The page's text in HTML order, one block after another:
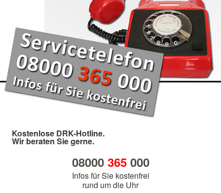
Kostenlose DRK-Hotline.
Wir beraten Sie gerne.
08000 365000
Infos für Sie kostenfrei
rund um die Uhr